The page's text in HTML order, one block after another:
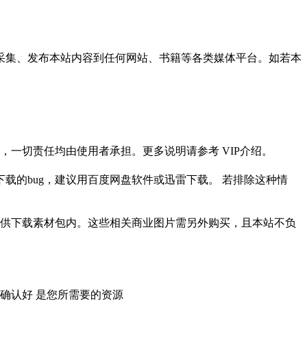
、发布本站内容到任何网站、书籍等各类媒体平台。如若本
切责任均由使用者承担。更多说明请参考 VIP介绍。
的bug，建议用百度网盘软件或迅雷下载。 若排除这种情
下载素材包内。这些相关商业图片需另外购买，且本站不负
认好 是您所需要的资源